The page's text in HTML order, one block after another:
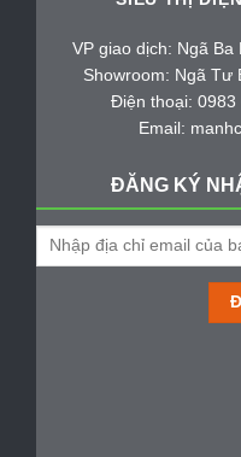
VP giao dịch: Ngã
Showroom: Ngã Tư
Điện thoại: 0983
Email:
ĐĂNG KÝ